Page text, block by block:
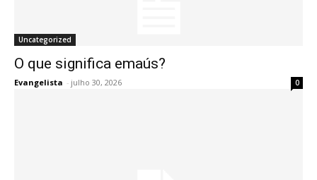
Uncategorized
O que significa emaús?
Evangelista - julho 30, 2026 0